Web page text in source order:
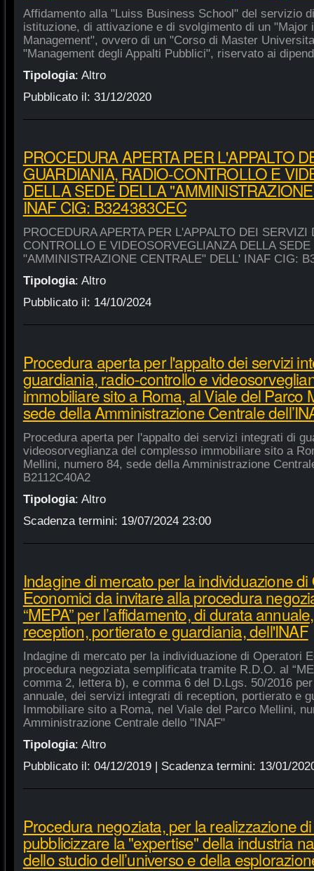
Affidamento alla "Luiss Business School" del servizio
istituzione, di attivazione e di svolgimento di un "Major
Management", ovvero di un "Corso di Master
"Management degli Appalti Pubblici", riservato ai
Tipologia: Altro
Pubblicato il: 31/12/2020
PROCEDURA APERTA PER L'APPALTO
GUARDIANIA, RADIO-CONTROLLO E
DELLA SEDE DELLA
INAF CIG: B324383CEC
PROCEDURA APERTA PER L'APPALTO DEI
CONTROLLO E VIDEOSORVEGLIANZA DELLA SEDE
"AMMINISTRAZIONE CENTRALE" DELL' INAF CIG:
Tipologia: Altro
Pubblicato il: 14/10/2024
Procedura aperta per l'appalto dei servizi
guardiania, radio-controllo e
immobiliare sito a Roma, al Viale del Parco
sede della Amministrazione Centrale
Procedura aperta per l'appalto dei servizi integrati di
videosorveglianza del complesso immobiliare sito a
Mellini, numero 84, sede della Amministrazione
B2112C40A2
Tipologia: Altro
Scadenza termini: 19/07/2024 23:00
Indagine di mercato per la individuazione
Economici da invitare alla procedura
“MEPA” per l’affidamento, di durata
reception, portierato e guardiania, dell'INAF
Indagine di mercato per la individuazione di Operatori
procedura negoziata semplificata tramite R.D.O. al
comma 2, lettera b), e comma 6 del D.Lgs. 50/2016
annuale, dei servizi integrati di reception, portierato e
Immobiliare sito a Roma, nel Viale del Parco Mellini,
Amministrazione Centrale dello "INAF"
Tipologia: Altro
Pubblicato il: 04/12/2019| Scadenza termini: 13/01/
Procedura negoziata, per la realizzazione
pubblicizzare la "expertise" della industria
dello studio dell’universo e della